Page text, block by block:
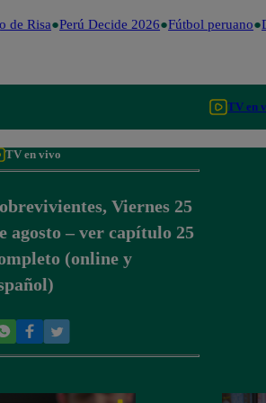
Risa Perú Decide 2026 Fútbol peruano
TV en
TV en vivo
Viernes 25
agosto – ver capítulo 25
(online y